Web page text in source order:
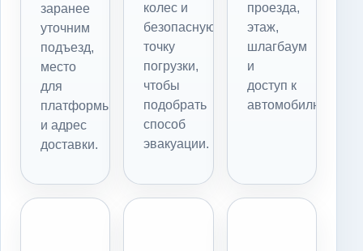
заранее
уточним
подъезд,
место
для
платформы
и адрес
доставки.
колес и
безопасную
точку
погрузки,
чтобы
подобрать
способ
эвакуации.
проезда,
этаж,
шлагбаум
и
доступ к
автомобилю.